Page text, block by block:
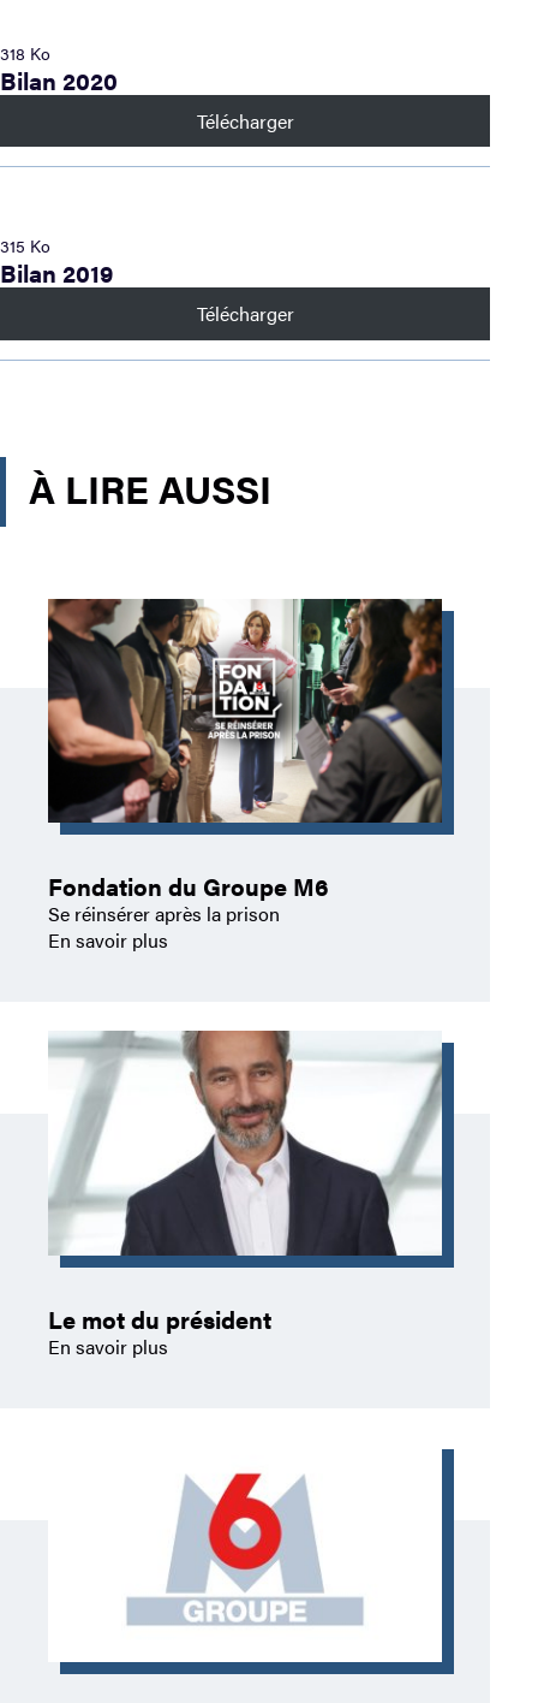
318 Ko
Bilan 2020
Télécharger
315 Ko
Bilan 2019
Télécharger
À LIRE AUSSI
Fondation du Groupe M6
Se réinsérer après la prison
En savoir plus
Le mot du président
En savoir plus